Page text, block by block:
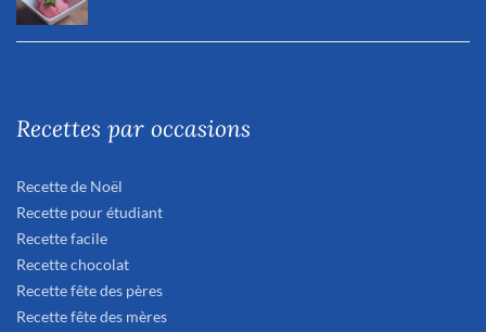
Recettes par occasions
Recette de Noël
Recette pour étudiant
Recette facile
Recette chocolat
Recette fête des pères
Recette fête des mères